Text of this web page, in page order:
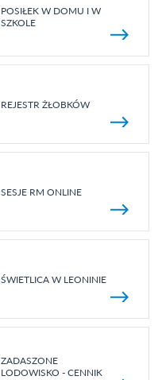
POSIŁEK W DOMU I W
SZKOLE
REJESTR ŻŁOBKÓW
SESJE RM ONLINE
ŚWIETLICA W LEONINIE
ZADASZONE
LODOWISKO - CENNIK